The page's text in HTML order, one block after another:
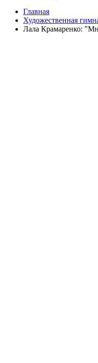
Главная
Художественная
Лала Крамаренко: